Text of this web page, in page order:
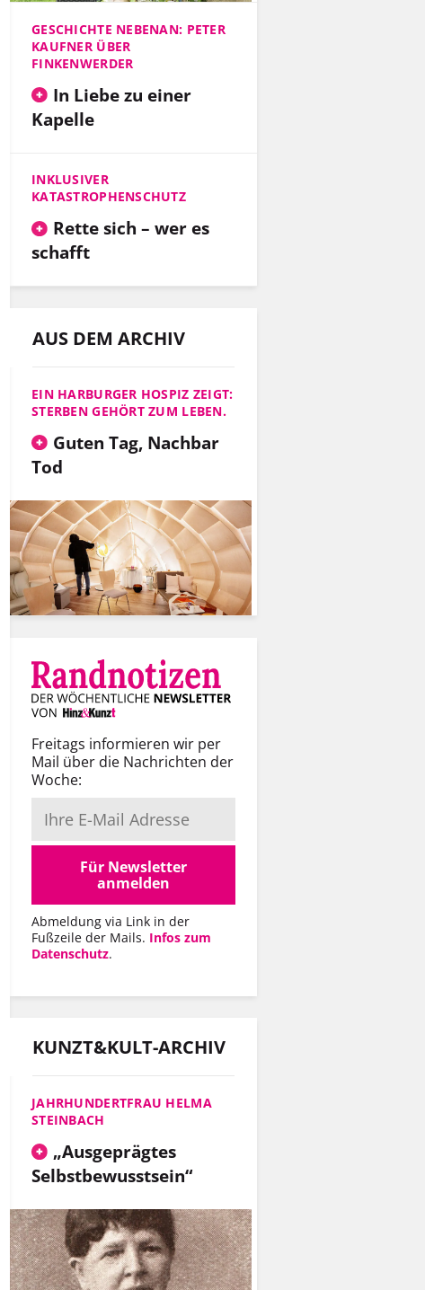
GESCHICHTE NEBENAN: PETER
KAUFNER ÜBER
FINKENWERDER
In Liebe zu einer
Kapelle
INKLUSIVER
KATASTROPHENSCHUTZ
Rette sich – wer es
schafft
AUS DEM ARCHIV
EIN HARBURGER HOSPIZ ZEIGT:
STERBEN GEHÖRT ZUM LEBEN.
Guten Tag, Nachbar
Tod
Freitags informieren wir per
Mail über die Nachrichten der
Woche:
Für Newsletter
anmelden
Abmeldung via Link in der
Fußzeile der Mails. Infos zum
Datenschutz.
KUNZT&KULT-ARCHIV
JAHRHUNDERTFRAU HELMA
STEINBACH
„Ausgeprägtes
Selbstbewusstsein“